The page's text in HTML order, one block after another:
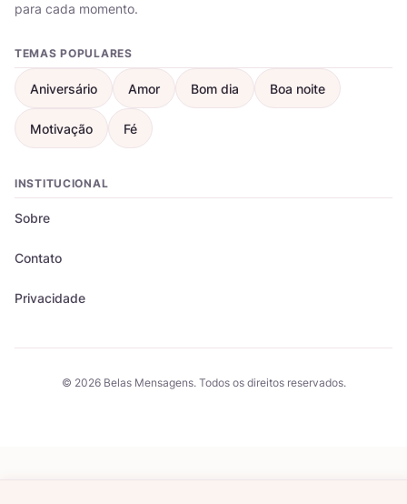
para cada momento.
TEMAS POPULARES
Aniversário Amor Bom dia Boa noite
Motivação Fé
INSTITUCIONAL
Sobre
Contato
Privacidade
© 2026 Belas Mensagens. Todos os direitos reservados.